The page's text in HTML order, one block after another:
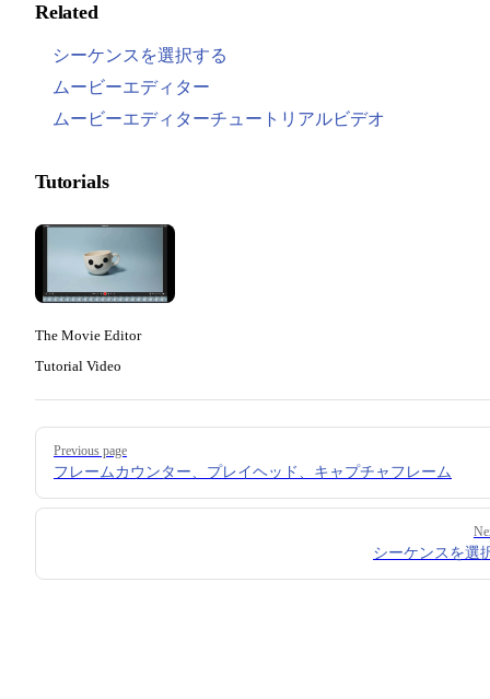
Related
シーケンスを選択する
ムービーエディター
ムービーエディターチュートリアルビデオ
Tutorials
The Movie Editor
Tutorial Video
Pager
Previous page
フレームカウンター、プレイヘッド、キャプチャフレーム
シーケンスを選